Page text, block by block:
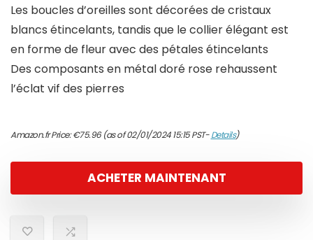
Les boucles d’oreilles sont décorées de cristaux
blancs étincelants, tandis que le collier élégant est
en forme de fleur avec des pétales étincelants
Des composants en métal doré rose rehaussent
l’éclat vif des pierres
Amazon.fr Price:€75.96(as of 02/01/2024 15:15 PST-Details)
ACHETER MAINTENANT